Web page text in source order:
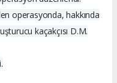
operasyonda, hakkında
kaçakçısı D.M.